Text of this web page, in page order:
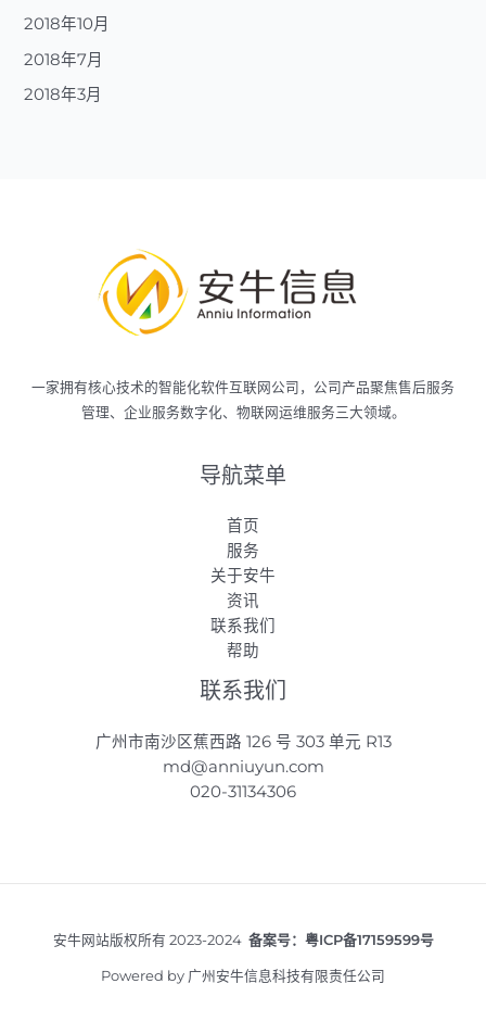
2018年10月
2018年7月
2018年3月
一家拥有核心技术的智能化软件互联网公司，公司产品聚焦售后服务
管理、企业服务数字化、物联网运维服务三大领域。
导航菜单
首页
服务
关于安牛
资讯
联系我们
帮助
联系我们
广州市南沙区蕉西路 126 号 303 单元 R13
md@anniuyun.com
020-31134306
安牛网站版权所有 2023-2024 备案号： 粤ICP备17159599号
Powered by 广州安牛信息科技有限责任公司